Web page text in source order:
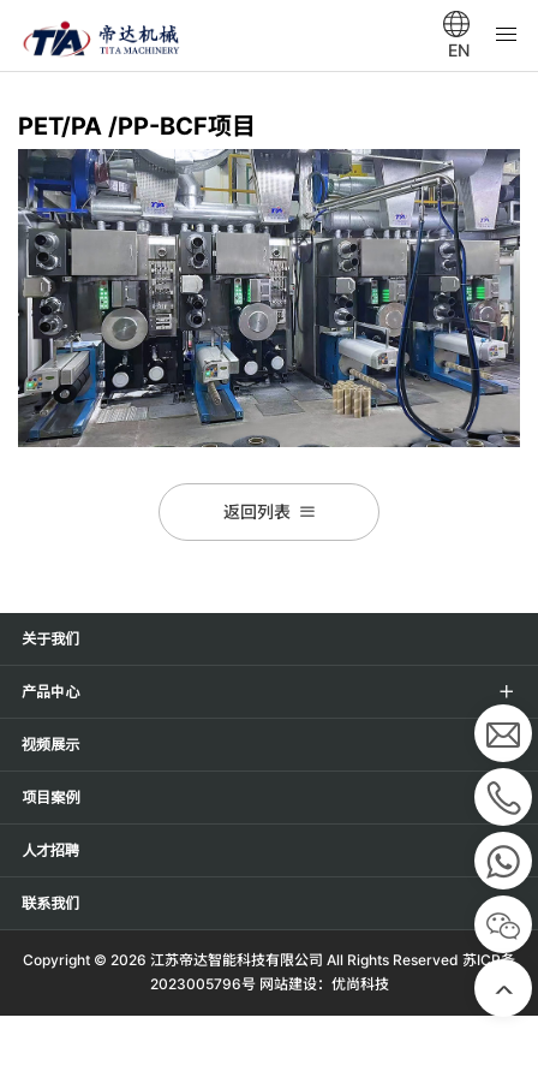
EN
PET/PA /PP-BCF项目
返回列表
关于我们
产品中心
视频展示
项目案例
人才招聘
联系我们
Copyright © 2026 江苏帝达智能科技有限公司 All Rights Reserved 苏ICP备
2023005796号网站建设： 优尚科技